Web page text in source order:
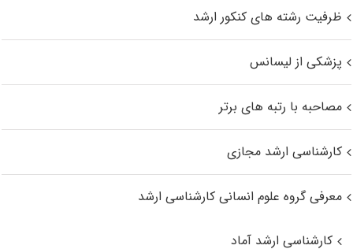
ظرفیت رشته های کنکور ارشد
پزشکی از لیسانس
مصاحبه با رتبه های برتر
کارشناسی ارشد مجازی
معرفی گروه علوم انسانی کارشناسی ارشد
کارشناسی ارشد آماد